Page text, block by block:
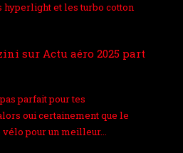
hyperlight et les turbo cotton
sur Actu aéro 2025 part
parfait pour tes
oui certainement que le
vélo pour un meilleur…